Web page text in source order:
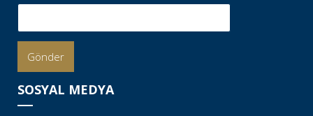
Gönder
SOSYAL MEDYA